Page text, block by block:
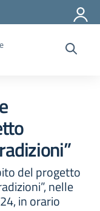
del progetto
nelle
in orario